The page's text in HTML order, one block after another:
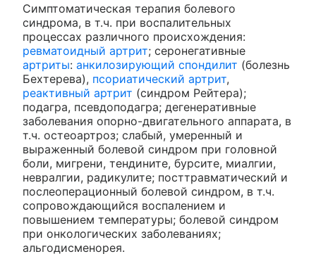
Симптоматическая терапия болевого
синдрома, в т.ч. при воспалительных
процессах различного происхождения:
ревматоидный артрит; серонегативные
артриты: анкилозирующий спондилит (болезнь
Бехтерева), псориатический артрит,
реактивный артрит (синдром Рейтера);
подагра, псевдоподагра; дегенеративные
заболевания опорно-двигательного аппарата, в
т.ч. остеоартроз; слабый, умеренный и
выраженный болевой синдром при головной
боли, мигрени, тендините, бурсите, миалгии,
невралгии, радикулите; посттравматический и
послеоперационный болевой синдром, в т.ч.
сопровождающийся воспалением и
повышением температуры; болевой синдром
при онкологических заболеваниях;
альгодисменорея.